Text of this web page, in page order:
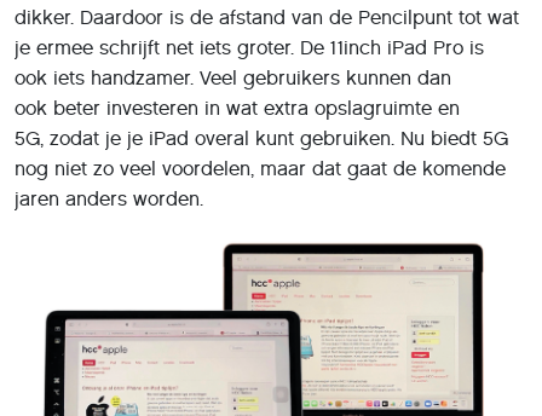
dikker. Daardoor is de afstand van de Pencilpunt tot wat
je ermee schrijft net iets groter. De 11inch iPad Pro is
ook iets handzamer. Veel gebruikers kunnen dan
ook beter investeren in wat extra opslagruimte en
5G, zodat je je iPad overal kunt gebruiken. Nu biedt 5G
nog niet zo veel voordelen, maar dat gaat de komende
jaren anders worden.